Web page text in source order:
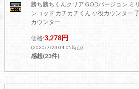
勝ち勝ちくんクリア GODバージョン ミ
ンゴッド カチカチくん 小役カウンター
カウンター
価格:3,278円
(2020/7/23 04:05時点)
感想(23件)